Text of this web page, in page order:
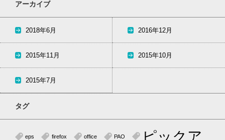
アーカイブ
2018年6月 2016年12月
2015年11月 2015年10月
2015年7月
タグ
eps firefox office PAO ピックア